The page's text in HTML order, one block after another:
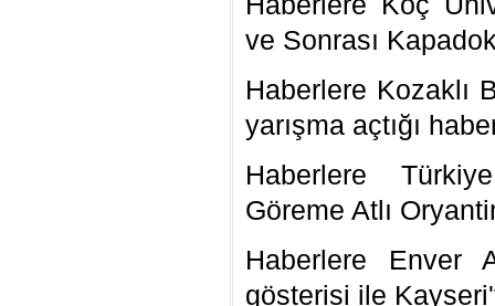
ve Sonrası
Haberlere Kozaklı
yarışma açtığı
Haberlere
Göreme Atlı
Haberlere Enver
gösterisi ile